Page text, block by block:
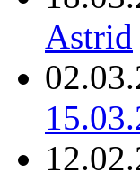
Astrid